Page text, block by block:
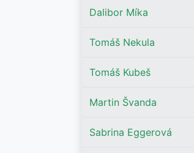
Dalibor Míka
Tomáš Nekula
Tomáš Kubeš
Martin Švanda
Sabrina Eggerová